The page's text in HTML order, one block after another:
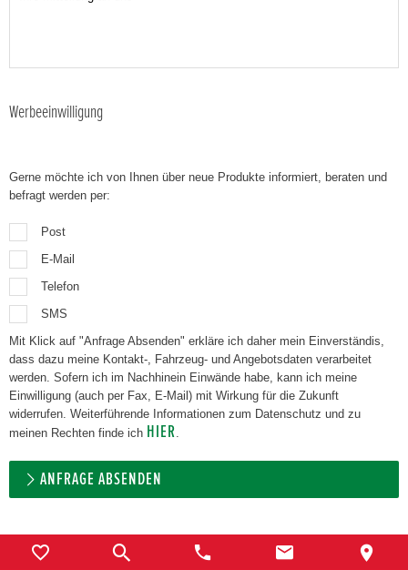
Werbeeinwilligung
Gerne möchte ich von Ihnen über neue Produkte informiert, beraten und
befragt werden per:
Post
E-Mail
Telefon
SMS
Mit Klick auf "Anfrage Absenden" erkläre ich daher mein Einverständis,
dass dazu meine Kontakt-, Fahrzeug- und Angebotsdaten verarbeitet
werden. Sofern ich im Nachhinein Einwände habe, kann ich meine
Einwilligung (auch per Fax, E-Mail) mit Wirkung für die Zukunft
widerrufen. Weiterführende Informationen zum Datenschutz und zu
meinen Rechten finde ich HIER.
ANFRAGE ABSENDEN